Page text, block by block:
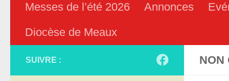
Messes de l’été 2026 Annonces
Diocèse de Meaux
NON
SUIVRE :